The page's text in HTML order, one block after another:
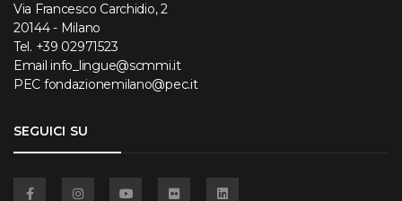
Via Francesco Carchidio, 2
20144 - Milano
Tel. +39 02971523
Email info_lingue@scmmi.it
PEC fondazionemilano@pec.it
SEGUICI SU